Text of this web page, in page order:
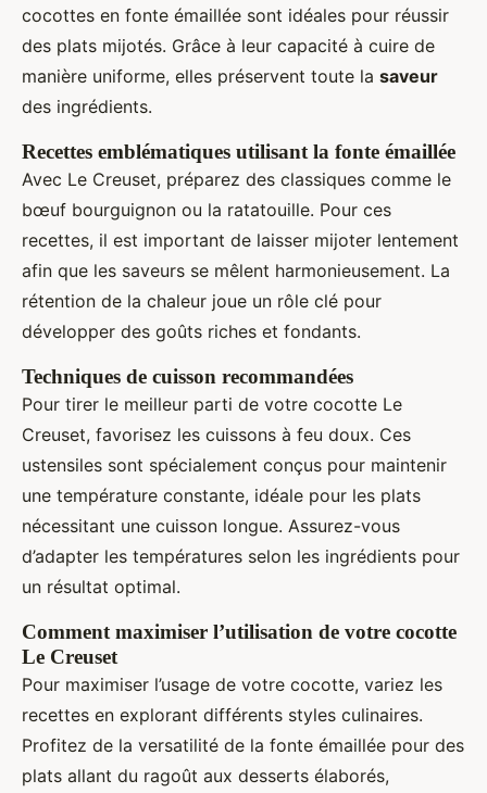
cocottes en fonte émaillée sont idéales pour réussir
des plats mijotés. Grâce à leur capacité à cuire de
manière uniforme, elles préservent toute la saveur
des ingrédients.
Recettes emblématiques utilisant la fonte émaillée
Avec Le Creuset, préparez des classiques comme le
bœuf bourguignon ou la ratatouille. Pour ces
recettes, il est important de laisser mijoter lentement
afin que les saveurs se mêlent harmonieusement. La
rétention de la chaleur joue un rôle clé pour
développer des goûts riches et fondants.
Techniques de cuisson recommandées
Pour tirer le meilleur parti de votre cocotte Le
Creuset, favorisez les cuissons à feu doux. Ces
ustensiles sont spécialement conçus pour maintenir
une température constante, idéale pour les plats
nécessitant une cuisson longue. Assurez-vous
d’adapter les températures selon les ingrédients pour
un résultat optimal.
Comment maximiser l’utilisation de votre cocotte
Le Creuset
Pour maximiser l’usage de votre cocotte, variez les
recettes en explorant différents styles culinaires.
Profitez de la versatilité de la fonte émaillée pour des
plats allant du ragoût aux desserts élaborés,